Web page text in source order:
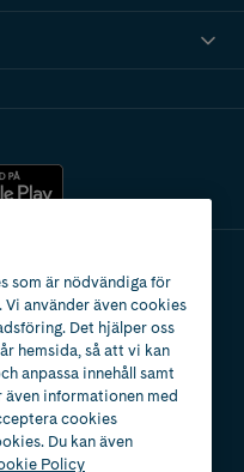
som är nödvändiga för
Vi använder även cookies
Det hjälper oss
hemsida, så att vi kan
anpassa innehåll samt
informationen med
cookies
Du kan även
Policy